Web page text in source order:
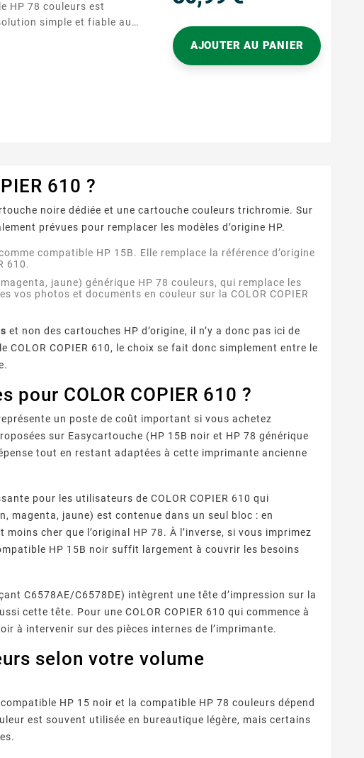
simple et fiable aux
utilisant la référence HP
s’insère en quelques
l’impression sans
AJOUTER AU PANIER
610 ?
noire dédiée et une cartouche couleurs trichromie. Sur
prévues pour remplacer les modèles d’origine HP.
compatible HP 15B. Elle remplace la référence d’origine
610.
jaune) générique HP 78 couleurs, qui remplace les
vos photos et documents en couleur sur la COLOR COPIER
et non des cartouches HP d’origine, il n’y a donc pas ici de
COPIER 610, le choix se fait donc simplement entre le
COLOR COPIER 610 ?
un poste de coût important si vous achetez
sur Easycartouche (HP 15B noir et HP 78 générique
tout en restant adaptées à cette imprimante ancienne
pour les utilisateurs de COLOR COPIER 610 qui
magenta, jaune) est contenue dans un seul bloc : en
cher que l’original HP 78. À l’inverse, si vous imprimez
HP 15B noir suffit largement à couvrir les besoins
C6578AE/C6578DE) intègrent une tête d’impression sur la
cette tête. Pour une COLOR COPIER 610 qui commence à
à intervenir sur des pièces internes de l’imprimante.
selon votre volume
HP 15 noir et la compatible HP 78 couleurs dépend
est souvent utilisée en bureautique légère, mais certains